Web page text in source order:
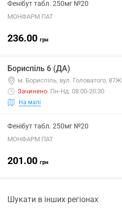
Фенібут табл. 250мг №20
МОНФАРМ ПАТ
236.00 грн
Бориспіль 6 (ДА)
м. Бориспіль, вул. Головатого, 87Ж
Зачинено. Пн-Нд: 08:00-20:30
На мапі
Фенібут табл. 250мг №20
МОНФАРМ ПАТ
201.00 грн
Шукати в інших регіонах